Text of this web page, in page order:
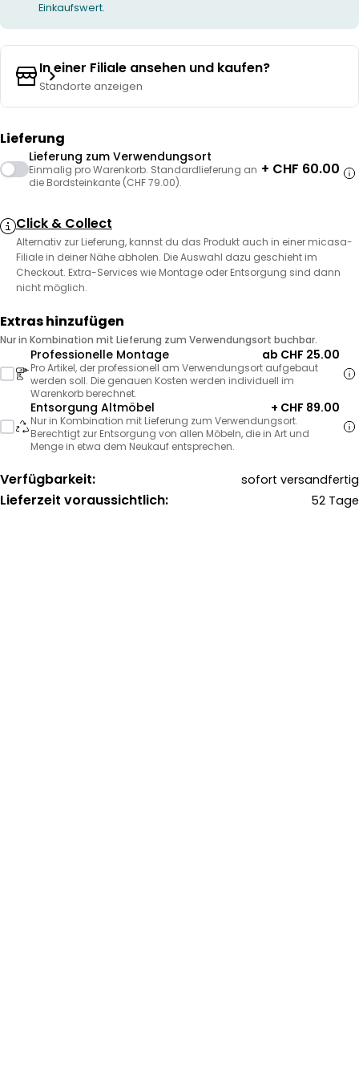
Einkaufswert.
In einer Filiale ansehen und kaufen?
Standorte anzeigen
Lieferung
Lieferung zum Verwendungsort
Einmalig pro Warenkorb. Standardlieferung an
die Bordsteinkante (CHF 79.00).
+ CHF 60.00
Click & Collect
Alternativ zur Lieferung, kannst du das Produkt auch in einer micasa-
Filiale in deiner Nähe abholen. Die Auswahl dazu geschieht im
Checkout. Extra-Services wie Montage oder Entsorgung sind dann
nicht möglich.
Extras hinzufügen
Nur in Kombination mit Lieferung zum Verwendungsort buchbar.
Professionelle Montage ab CHF 25.00
Pro Artikel, der professionell am Verwendungsort aufgebaut
werden soll. Die genauen Kosten werden individuell im
Warenkorb berechnet.
Entsorgung Altmöbel + CHF 89.00
Nur in Kombination mit Lieferung zum Verwendungsort.
Berechtigt zur Entsorgung von allen Möbeln, die in Art und
Menge in etwa dem Neukauf entsprechen.
Verfügbarkeit: sofort versandfertig
Lieferzeit voraussichtlich: 52 Tage